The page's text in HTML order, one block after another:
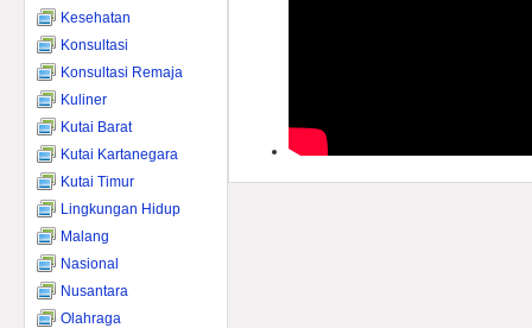
Kesehatan
Konsultasi
Konsultasi Remaja
Kuliner
Kutai Barat
Kutai Kartanegara
Kutai Timur
Lingkungan Hidup
Malang
Nasional
Nusantara
Olahraga